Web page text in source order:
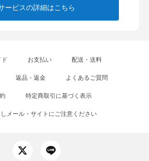
ービスの詳細はこちら
ド お支払い 配送・送料
返品・返金 よくあるご質問
特定商取引に基づく表示
メール・サイトにご注意ください